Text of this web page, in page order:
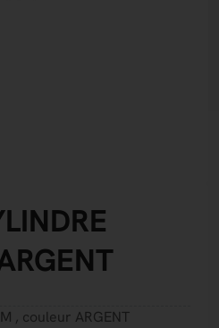
, couleur ARGENT